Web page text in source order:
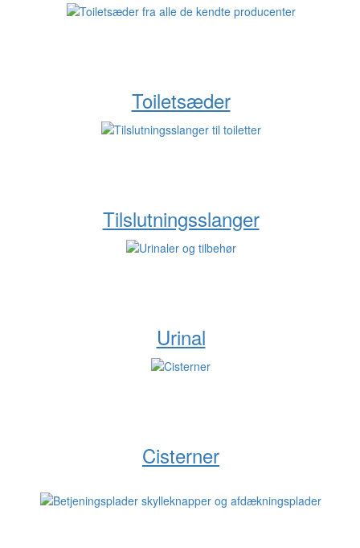
Toiletsæder
Tilslutningsslanger
Urinal
Cisterner